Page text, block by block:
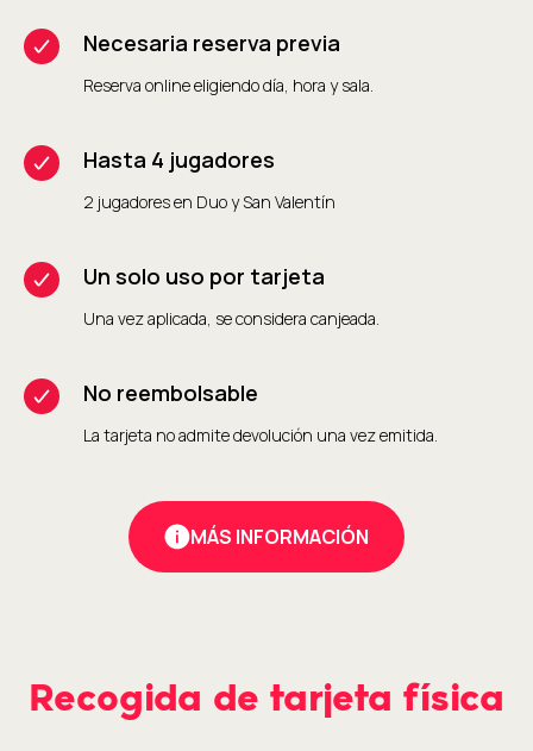
Necesaria reserva previa
Reserva online eligiendo día, hora y sala.
Hasta 4 jugadores
2 jugadores en Duo y San Valentín
Un solo uso por tarjeta
Una vez aplicada, se considera canjeada.
No reembolsable
La tarjeta no admite devolución una vez emitida.
MÁS INFORMACIÓN
Recogida de tarjeta física